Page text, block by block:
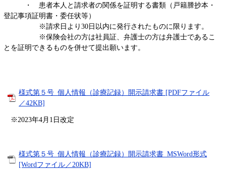
・ 患者本人と請求者の関係を証明する書類（戸籍謄抄本・
登記事項証明書・委任状等）
※請求日より30日以内に発行されたものに限ります。
※保険会社の方は社員証、弁護士の方は弁護士であるこ
とを証明できるものを併せて提出願います。
様式第５号_個人情報（診療記録）開示請求書 [PDFファイル
／42KB]
※2023年4月1日改定
様式第５号_個人情報（診療記録）開示請求書_MSWord形式
[Wordファイル／20KB]